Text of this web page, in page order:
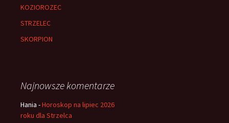
KOZIOROZEC
STRZELEC
SKORPION
Najnowsze komentarze
Hania -Horoskop na lipiec 2026
roku dla Strzelca